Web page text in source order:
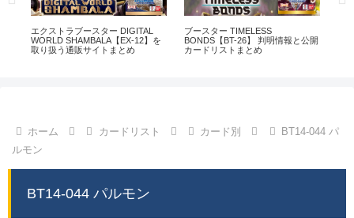
エクストラブースター DIGITAL
WORLD SHAMBALA【EX-12】を
取り扱う通販サイトまとめ
ブースター TIMELESS
BONDS【BT-26】 判明情報と公開
カードリストまとめ
ホーム カードリスト カード別
BT14-044 パ
ルモン
BT14-044 パルモン